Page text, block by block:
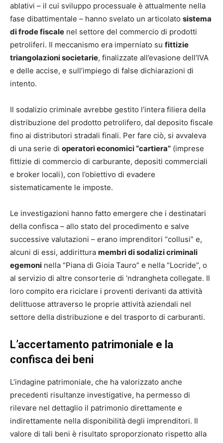
ablativi – il cui sviluppo processuale è attualmente nella
fase dibattimentale – hanno svelato un articolato sistema
di frode fiscale nel settore del commercio di prodotti
petroliferi. Il meccanismo era imperniato su fittizie
triangolazioni societarie, finalizzate all’evasione dell’IVA
e delle accise, e sull’impiego di false dichiarazioni di
intento.
Il sodalizio criminale avrebbe gestito l’intera filiera della
distribuzione del prodotto petrolifero, dal deposito fiscale
fino ai distributori stradali finali. Per fare ciò, si avvaleva
di una serie di operatori economici “cartiera” (imprese
fittizie di commercio di carburante, depositi commerciali
e broker locali), con l’obiettivo di evadere
sistematicamente le imposte.
Le investigazioni hanno fatto emergere che i destinatari
della confisca – allo stato del procedimento e salve
successive valutazioni – erano imprenditori “collusi” e,
alcuni di essi, addirittura membri di sodalizi criminali
egemoni nella “Piana di Gioia Tauro” e nella “Locride”, o
al servizio di altre consorterie di ‘ndrangheta collegate. Il
loro compito era riciclare i proventi derivanti da attività
delittuose attraverso le proprie attività aziendali nel
settore della distribuzione e del trasporto di carburanti.
L’accertamento patrimoniale e la
confisca dei beni
L’indagine patrimoniale, che ha valorizzato anche
precedenti risultanze investigative, ha permesso di
rilevare nel dettaglio il patrimonio direttamente e
indirettamente nella disponibilità degli imprenditori. Il
valore di tali beni è risultato sproporzionato rispetto alla